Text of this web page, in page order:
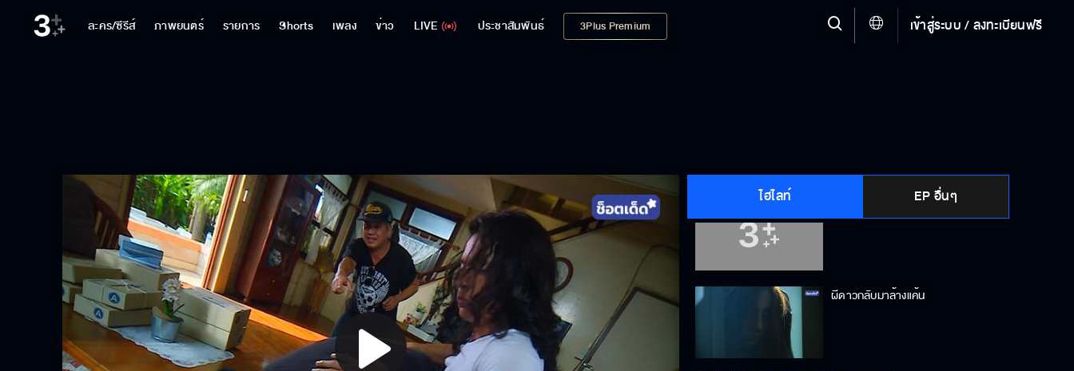
ละคร/ซีรีส์ ภาพยนตร์ รายการ Shorts เพลง ข่าว LIVE ประชาสัมพันธ์ 3Plus Premium เข้าสู่ระบบ / ลงทะเบียนฟรี
ไฮไลท์ EP อื่นๆ
ยอมรับโทษแต่โดยดี
ผีดาวกลับมาล้างแค้น